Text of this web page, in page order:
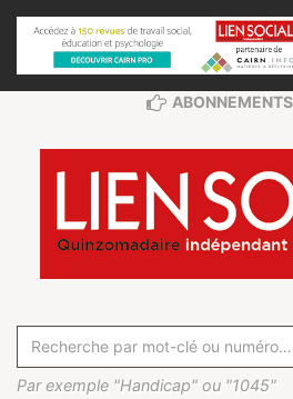
Par exemple "Handicap" ou "1045"
ABONNEMENTS